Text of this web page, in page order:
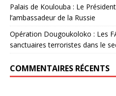
Palais de Koulouba : Le
l’ambassadeur de la Russie
Opération Dougoukoloko : Les
sanctuaires terroristes dans le
COMMENTAIRES RÉCENTS